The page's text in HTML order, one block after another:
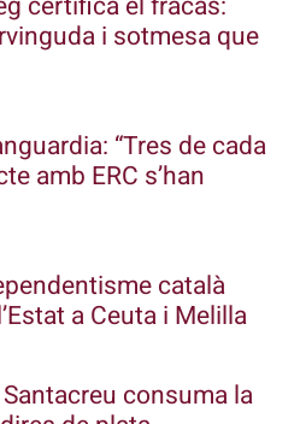
i sotmesa que
“Tres de cada
amb ERC s’han
català
a Ceuta i Melilla
consuma la